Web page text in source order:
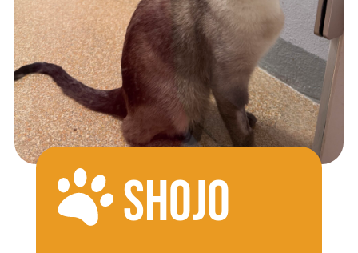
SHOJO